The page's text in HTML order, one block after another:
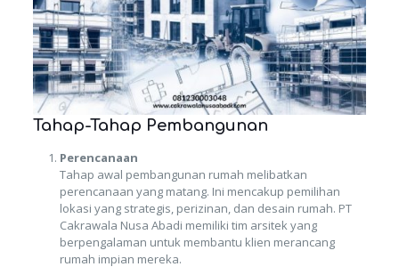
Tahap-Tahap Pembangunan
Perencanaan
Tahap awal pembangunan rumah melibatkan
perencanaan yang matang. Ini mencakup pemilihan
lokasi yang strategis, perizinan, dan desain rumah. PT
Cakrawala Nusa Abadi memiliki tim arsitek yang
berpengalaman untuk membantu klien merancang
rumah impian mereka.